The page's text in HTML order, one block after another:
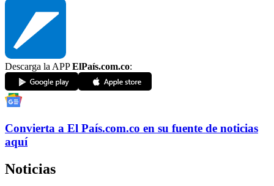
Descarga la APPElPaís.com.co:
Convierta a El País.com.co en su fuente de noticias
aquí
Noticias